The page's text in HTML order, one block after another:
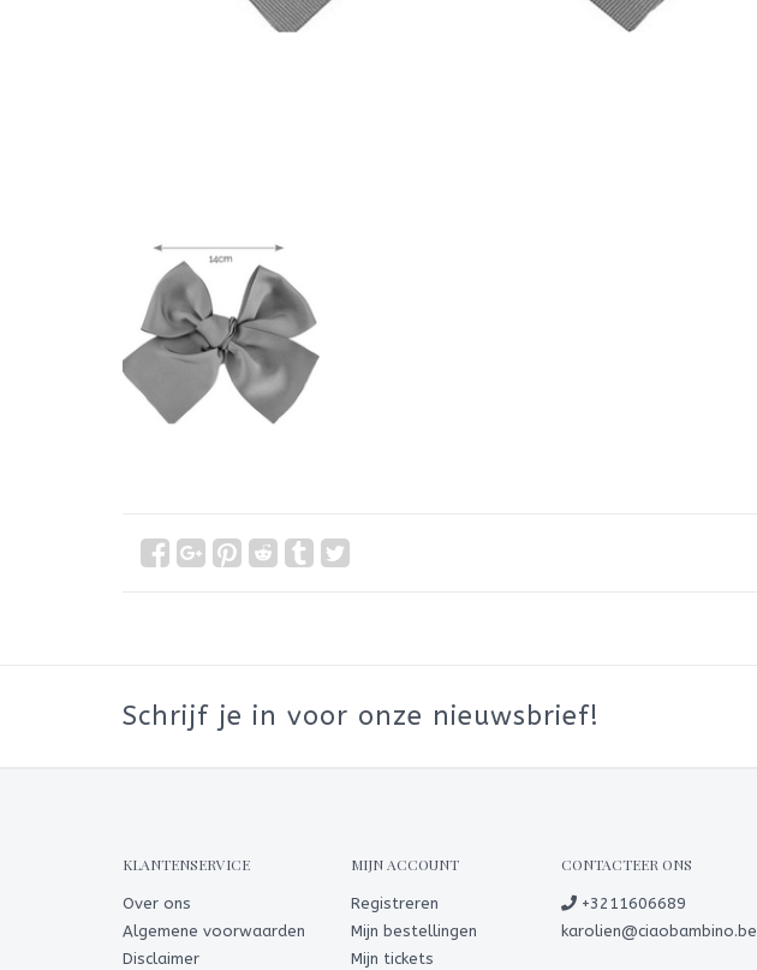
Schrijf je in voor onze nieuwsbrief!
KLANTENSERVICE
Over ons
Algemene voorwaarden
Disclaimer
MIJN ACCOUNT
Registreren
Mijn bestellingen
Mijn tickets
CONTACTEER ONS
+3211606689
karolien@ciaobambino.be